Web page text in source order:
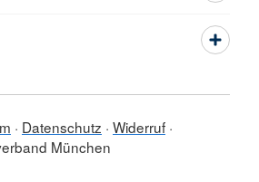
Datenschutz Widerruf
München